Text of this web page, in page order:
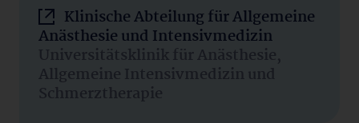
Klinische Abteilung für Allgemeine
Anästhesie und Intensivmedizin
Universitätsklinik für Anästhesie,
Allgemeine Intensivmedizin und
Schmerztherapie